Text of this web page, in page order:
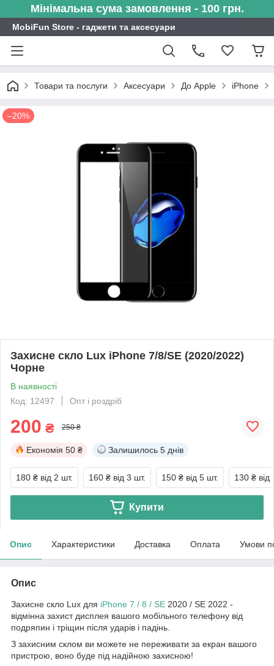
Мінімальна сума замовлення - 100 грн.
MobiFun Store - гаджети та аксесуари
Товари та послуги Аксесуари До Apple iPhone
–20%
Захисне скло Lux iPhone 7/8/SE (2020/2022)
Чорне
В наявності
Код: 12497
Опт і роздріб
200 ₴ 250 ₴
Економія 50 ₴ Залишилось 5 днів
180 ₴ від 2 шт. 160 ₴ від 3 шт. 150 ₴ від 5 шт. 130 ₴ від
Купити
Опис Характеристики Доставка Оплата Умови
Опис
Захисне скло Lux для iPhone 7 / 8 / SE 2020 / SE 2022 -
відмінна захист дисплея вашого мобільного телефону від
подряпин і тріщин після ударів і падінь.
З захисним склом ви можете не переживати за екран вашого
пристрою, воно буде під надійною захисною!